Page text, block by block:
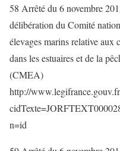
58 Arrêté du 6 novembre
délibération du Comité
élevages marins relative aux
dans les estuaires et de la
(CMEA)
http://
n=id